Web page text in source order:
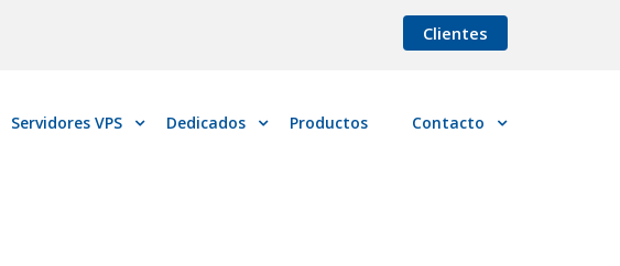
Clientes
Servidores VPS Dedicados Productos Contacto